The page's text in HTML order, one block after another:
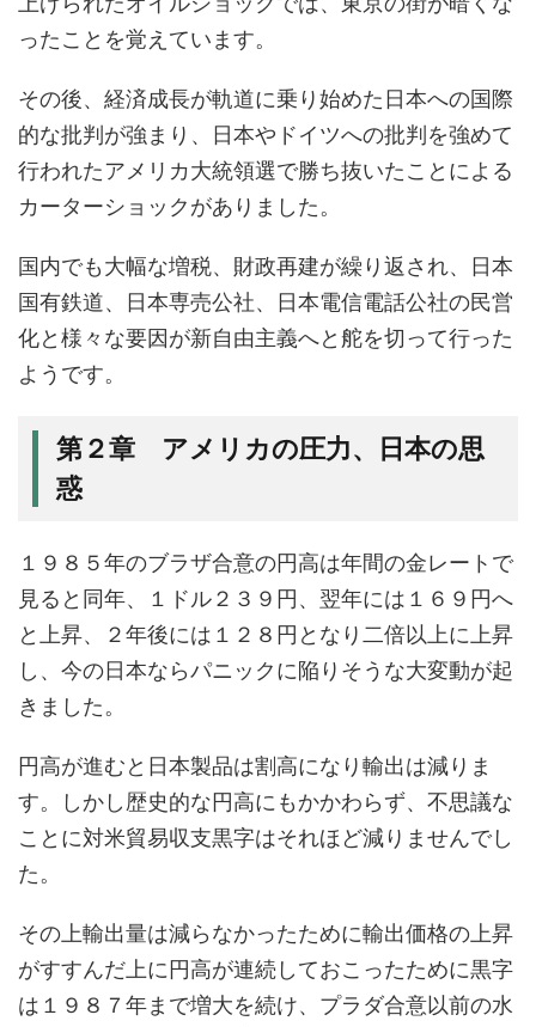
ったことを覚えています。
その後、経済成長が軌道に乗り始めた日本への国際
的な批判が強まり、日本やドイツへの批判を強めて
行われたアメリカ大統領選で勝ち抜いたことによる
カーターショックがありました。
国内でも大幅な増税、財政再建が繰り返され、日本
国有鉄道、日本専売公社、日本電信電話公社の民営
化と様々な要因が新自由主義へと舵を切って行った
ようです。
第２章 アメリカの圧力、日本の思
惑
１９８５年のブラザ合意の円高は年間の金レートで
見ると同年、１ドル２３９円、翌年には１６９円へ
と上昇、２年後には１２８円となり二倍以上に上昇
し、今の日本ならパニックに陥りそうな大変動が起
きました。
円高が進むと日本製品は割高になり輸出は減りま
す。しかし歴史的な円高にもかかわらず、不思議な
ことに対米貿易収支黒字はそれほど減りませんでし
た。
その上輸出量は減らなかったために輸出価格の上昇
がすすんだ上に円高が連続しておこったために黒字
は１９８７年まで増大を続け、プラダ合意以前の水